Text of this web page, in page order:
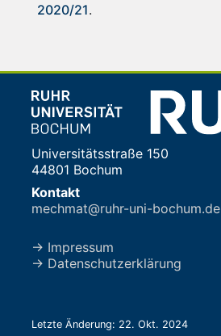
2020/21.
Universitätsstraße 150
44801 Bochum
Kontakt
mechmat@ruhr-uni-bochum.de
→ Impressum
→ Datenschutzerklärung
Letzte Änderung: 22. Okt. 2024